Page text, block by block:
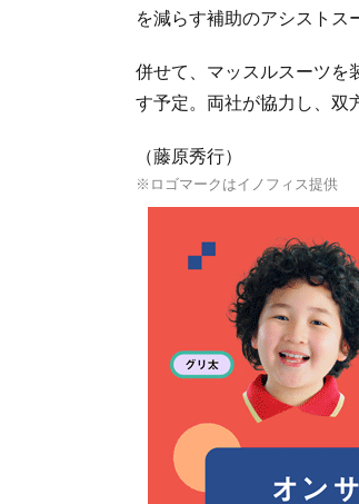
を減らす補助のアシストス
併せて、マッスルスーツを
す予定。両社が協力し、双
（藤原秀行）
※ロゴマークはイノフィス提供